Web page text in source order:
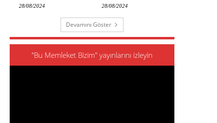
28/08/2024 28/08/2024
Devamını Göster
"Bu Memleket Bizim" yayınlarını izleyin